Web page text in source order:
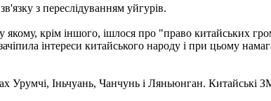
з переслідуванням уйгурів.
крім іншого, ішлося про "право китайських
інтереси китайського народу і при цьому
Урумчі, Іньчуань, Чанчунь і Ляньюнган. Китайські